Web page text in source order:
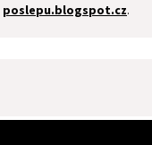
poslepu.blogspot.cz.